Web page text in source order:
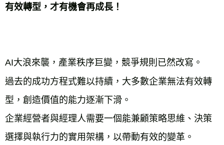
有效轉型，才有機會再成長！
AI大浪來襲，產業秩序巨變，競爭規則已然改寫。
過去的成功方程式難以持續，大多數企業無法有效轉
型，創造價值的能力逐漸下滑。
企業經營者與經理人需要一個能兼顧策略思維、決策
選擇與執行力的實用架構，以帶動有效的變革。